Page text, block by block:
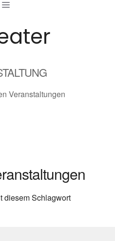
MENÜ
Veranstaltungen
diesem Schlagwort